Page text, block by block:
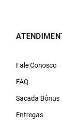
Fale Conosco
FAQ
Sacada Bônus
Entregas